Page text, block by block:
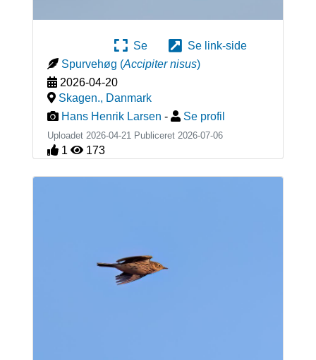
Se
Se link-side
Spurvehøg (Accipiter nisus)
2026-04-20
Skagen., Danmark
Hans Henrik Larsen - Se profil
Uploadet 2026-04-21 Publiceret 2026-07-06
1 173